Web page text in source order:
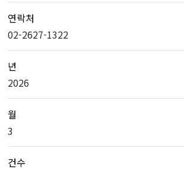
연락처
02-2627-1322
년
2026
월
3
건수